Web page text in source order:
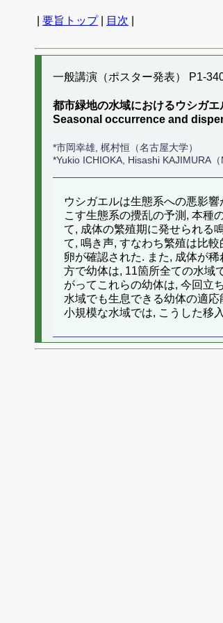
要旨トップ| 目次
一般講演（ポスター発表） P1-
都市緑地の水域におけるウシガ
Seasonal occurrence and
*市岡幸雄, 梶村恒（名古屋大学）
*Yukio ICHIOKA, Hisashi KAJIMURA（
ウシガエルは生態系への悪影
こす生態系の攪乱の予測, 本種
て, 成体の繁殖期に発せられる
て, 鳴き声, すなわち繁殖は比
卵が確認された. また, 成体が
方で幼体は, 11箇所全ての水域
がってこれらの幼体は, 今回立
水域でも生息できる幼体の適
小規模な水域では, こうした移